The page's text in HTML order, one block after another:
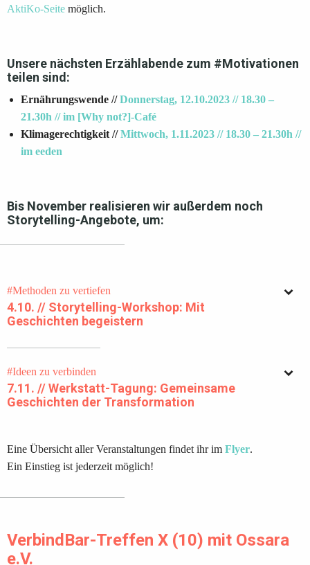
AktiKo-Seite möglich.
Unsere nächsten Erzählabende zum #Motivationen
teilen sind:
Ernährungswende //Donnerstag, 12.10.2023 // 18.30 –
21.30h // im [Why not?]-Café
Klimagerechtigkeit //Mittwoch, 1.11.2023 // 18.30 – 21.30h //
im eeden
Bis November realisieren wir außerdem noch
Storytelling-Angebote, um:
#Methoden zu vertiefen
4.10. // Storytelling-Workshop: Mit
Geschichten begeistern
#Ideen zu verbinden
7.11. // Werkstatt-Tagung: Gemeinsame
Geschichten der Transformation
Eine Übersicht aller Veranstaltungen findet ihr im Flyer.
Ein Einstieg ist jederzeit möglich!
VerbindBar-Treffen X (10) mit Ossara
e.V.